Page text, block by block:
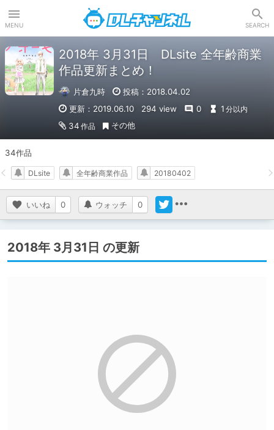
MENU SEARCH
2018年 3月31日 DLsite 全年齢商業
作品更新まとめ！
片倉九時
投稿：2018.04.02
更新：2019.06.10
294 view 0 1 分以内
34 作品 その他
34作品
いいね 0 ウォッチ 0
DLsite 全年齢商業作品 20180402
2018年 3月31日 の更新